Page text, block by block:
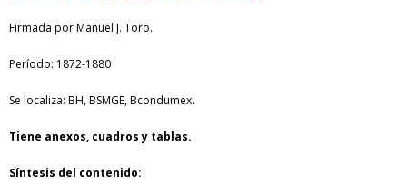
Firmada por Manuel J. Toro.
Período: 1872-1880
Se localiza: BH,BSMGE,Bcondumex.
Tiene anexos, cuadros y tablas.
Síntesis del contenido: